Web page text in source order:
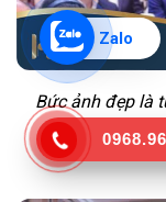
Bức ảnh đẹp là
Zalo